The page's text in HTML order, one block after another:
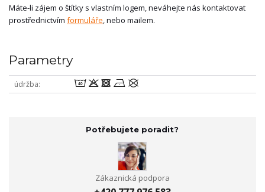
Máte-li zájem o štítky s vlastním logem, neváhejte nás kontaktovat
prostřednictvím formuláře, nebo mailem.
Parametry
údržba 8odnU
Potřebujete poradit?
Zákaznická podpora